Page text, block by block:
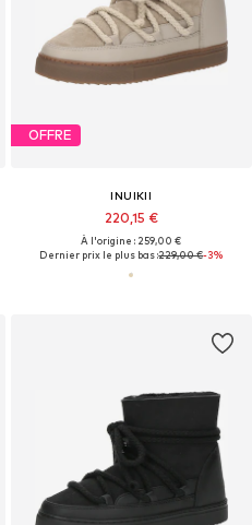
OFFRE
INUIKII
220,15 €
À l'origine : 259,00 €
Dernier prix le plus bas :229,00 €-3%